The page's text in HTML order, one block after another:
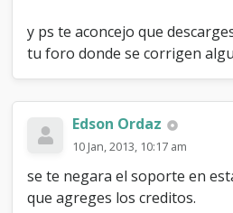
y ps te aconcejo que
tu foro donde se corrigen
Edson Ordaz
10 Jan, 2013, 10:17 am
se te negara el soporte en
que agreges los creditos.